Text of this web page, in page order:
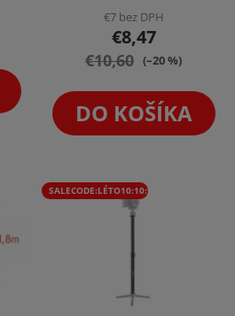
produktu
je
5,0
5
hviezdičiek.
€7 bez DPH
€8,47
€10,60 (–20 %)
DO KOŠÍKA
SALECODE:LÉTO10:10:%